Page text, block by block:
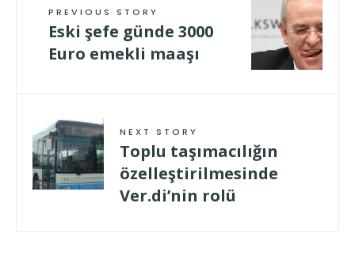
PREVIOUS STORY
Eski şefe günde 3000
Euro emekli maaşı
NEXT STORY
Toplu taşımacılığın
özelleştirilmesinde
Ver.di’nin rolü